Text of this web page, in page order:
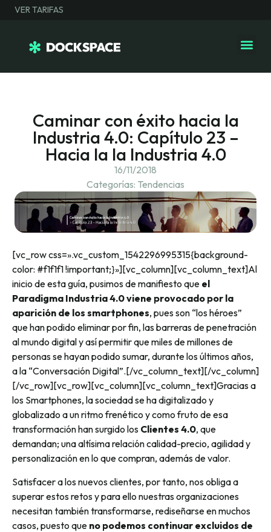
VER TARIFAS
Caminar con éxito hacia la
Industria 4.0: Capítulo 23 –
Hacia la la Industria 4.0
16/11/2018
Categorías: Tendencias
[vc_row css=».vc_custom_1542296995315{background-
color: #f1f1f1 !important;}»][vc_column][vc_column_text]Al
inicio de esta guía, pusimos de manifiesto que el
Paradigma Industria 4.0 viene provocado por la
aparición de los smartphones, pues son “los héroes”
que han podido eliminar por fin, las barreras de penetración
al mundo digital y así permitir que miles de millones de
personas se hayan podido sumar, durante los últimos años,
a la “Conversación Digital”.[/vc_column_text][/vc_column]
[/vc_row][vc_row][vc_column][vc_column_text]Gracias a
los Smartphones, la sociedad se ha digitalizado y
globalizado a un ritmo frenético y como fruto de esa
transformación han surgido los Clientes 4.0, que
demandan; una altísima relación calidad-precio, agilidad y
personalización en lo que compran, además de valor.
Satisfacer a los nuevos clientes, por tanto, nos obliga a
superar estos retos y para ello nuestras organizaciones
necesitan también transformarse, rediseñarse en muchos
casos, puesto que no podemos continuar excluidos de